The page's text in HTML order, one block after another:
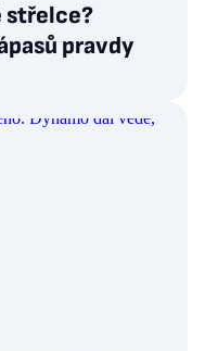
střelce?
pravdy